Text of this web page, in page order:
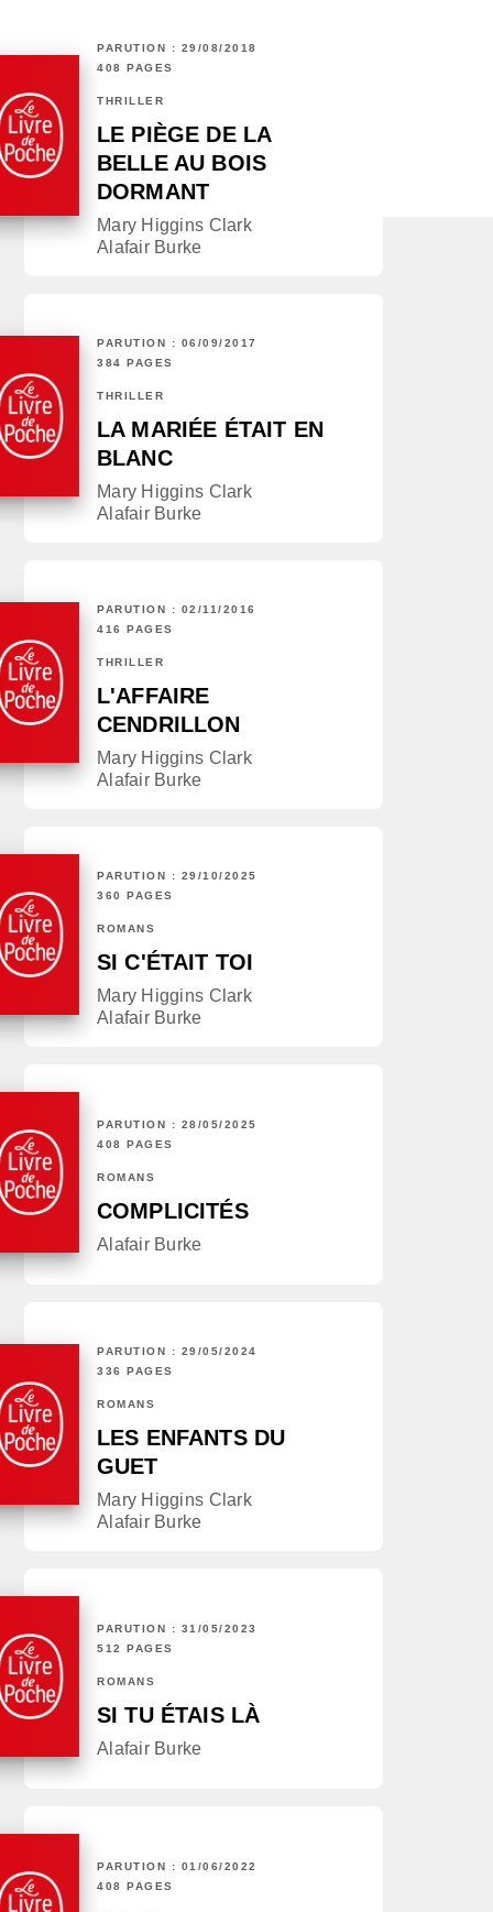
PARUTION : 29/08/2018
408 PAGES
THRILLER
LE PIÈGE DE LA
BELLE AU BOIS
DORMANT
Mary Higgins Clark
Alafair Burke
PARUTION : 06/09/2017
384 PAGES
THRILLER
LA MARIÉE ÉTAIT EN
BLANC
Mary Higgins Clark
Alafair Burke
PARUTION : 02/11/2016
416 PAGES
THRILLER
L'AFFAIRE
CENDRILLON
Mary Higgins Clark
Alafair Burke
PARUTION : 29/10/2025
360 PAGES
ROMANS
SI C'ÉTAIT TOI
Mary Higgins Clark
Alafair Burke
PARUTION : 28/05/2025
408 PAGES
ROMANS
COMPLICITÉS
Alafair Burke
PARUTION : 29/05/2024
336 PAGES
ROMANS
LES ENFANTS DU
GUET
Mary Higgins Clark
Alafair Burke
PARUTION : 31/05/2023
512 PAGES
ROMANS
SI TU ÉTAIS LÀ
Alafair Burke
PARUTION : 01/06/2022
408 PAGES